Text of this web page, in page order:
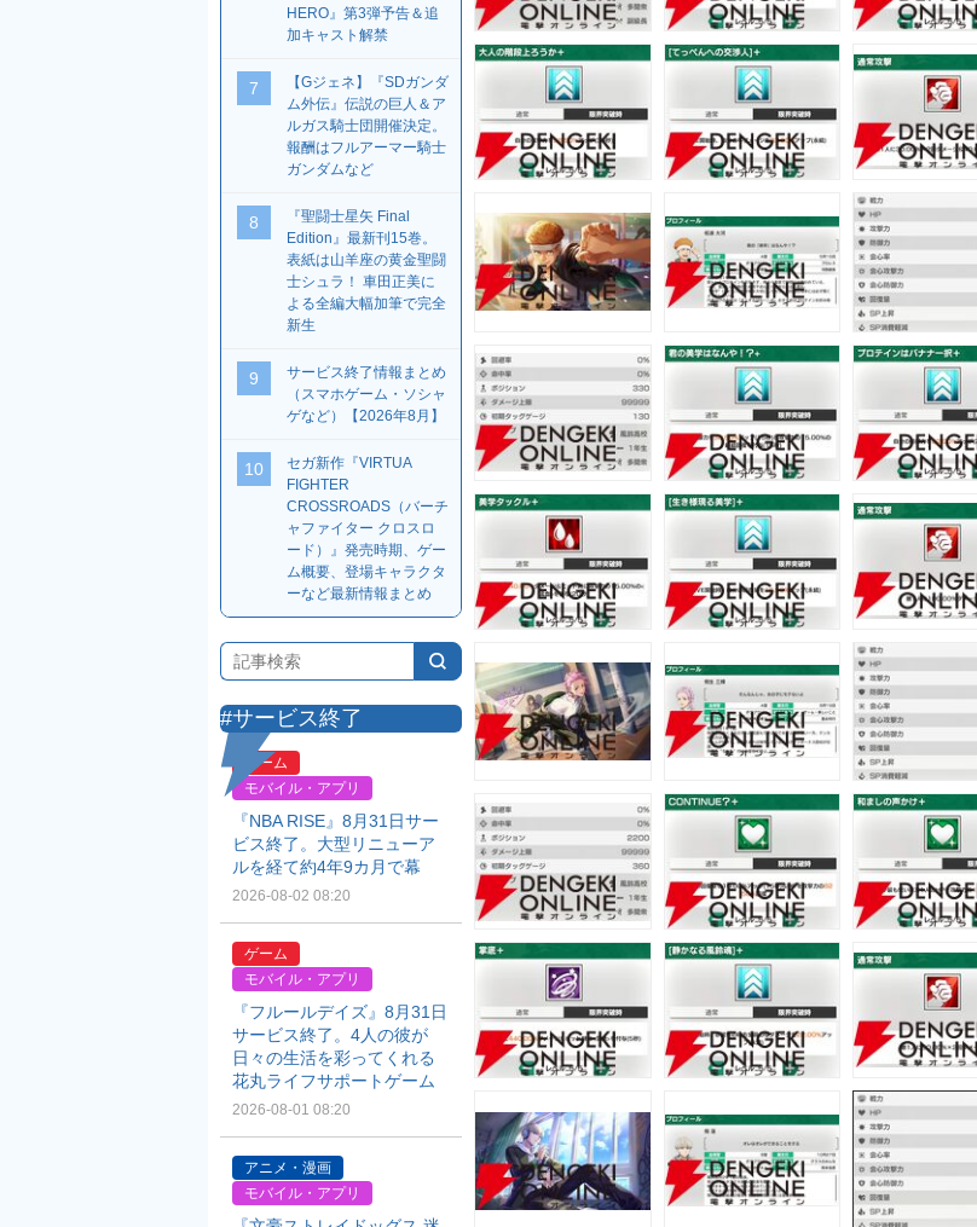
HERO』第3弾予告＆追
加キャスト解禁
7
【Gジェネ】『SDガンダ
ム外伝』伝説の巨人＆ア
ルガス騎士団開催決定。
報酬はフルアーマー騎士
ガンダムなど
8
『聖闘士星矢 Final
Edition』最新刊15巻。
表紙は山羊座の黄金聖闘
士シュラ！ 車田正美に
よる全編大幅加筆で完全
新生
9
サービス終了情報まとめ
（スマホゲーム・ソシャ
ゲなど）【2026年8月】
10
セガ新作『VIRTUA
FIGHTER
CROSSROADS（バーチ
ャファイター クロスロ
ード）』発売時期、ゲー
ム概要、登場キャラクタ
ーなど最新情報まとめ
#サービス終了
ゲーム
モバイル・アプリ
『NBA RISE』8月31日サー
ビス終了。大型リニューア
ルを経て約4年9カ月で幕
2026-08-02 08:20
ゲーム
モバイル・アプリ
『フルールデイズ』8月31日
サービス終了。4人の彼が
日々の生活を彩ってくれる
花丸ライフサポートゲーム
2026-08-01 08:20
アニメ・漫画
モバイル・アプリ